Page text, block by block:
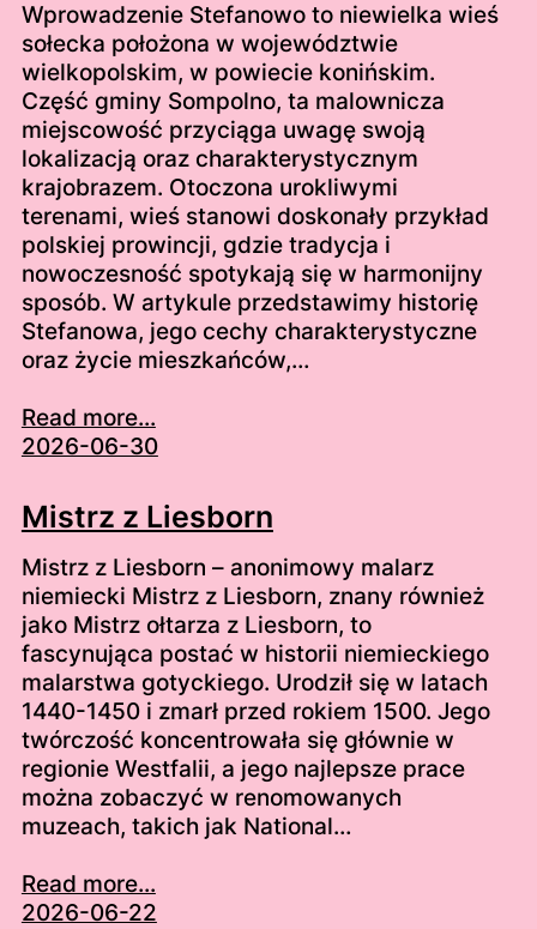
Wprowadzenie Stefanowo to niewielka wieś
sołecka położona w województwie
wielkopolskim, w powiecie konińskim.
Część gminy Sompolno, ta malownicza
miejscowość przyciąga uwagę swoją
lokalizacją oraz charakterystycznym
krajobrazem. Otoczona urokliwymi
terenami, wieś stanowi doskonały przykład
polskiej prowincji, gdzie tradycja i
nowoczesność spotykają się w harmonijny
sposób. W artykule przedstawimy historię
Stefanowa, jego cechy charakterystyczne
oraz życie mieszkańców,…
Read more...
2026-06-30
Mistrz z Liesborn
Mistrz z Liesborn – anonimowy malarz
niemiecki Mistrz z Liesborn, znany również
jako Mistrz ołtarza z Liesborn, to
fascynująca postać w historii niemieckiego
malarstwa gotyckiego. Urodził się w latach
1440-1450 i zmarł przed rokiem 1500. Jego
twórczość koncentrowała się głównie w
regionie Westfalii, a jego najlepsze prace
można zobaczyć w renomowanych
muzeach, takich jak National…
Read more...
2026-06-22